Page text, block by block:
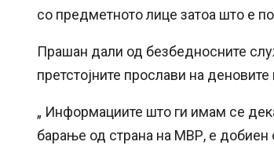
со предметното лице затоа што е
Прашан дали од безбедносните
претстојните прослави на
„ Информациите што ги имам се
барање од страна на МВР, е